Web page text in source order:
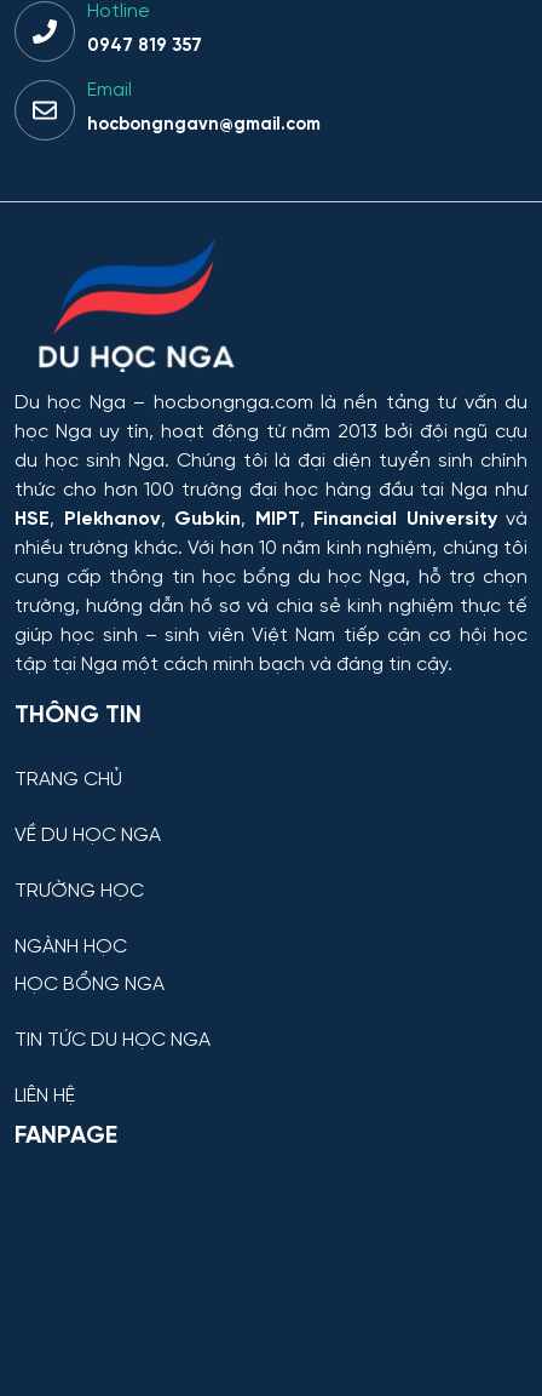
Hotline
0947 819 357
Email
hocbongngavn@gmail.com
Du học Nga – hocbongnga.com là nền tảng tư vấn du
học Nga uy tín, hoạt động từ năm 2013 bởi đội ngũ cựu
du học sinh Nga. Chúng tôi là đại diện tuyển sinh chính
thức cho hơn 100 trường đại học hàng đầu tại Nga như
HSE, Plekhanov, Gubkin, MIPT, Financial Universityvà
nhiều trường khác. Với hơn 10 năm kinh nghiệm, chúng tôi
cung cấp thông tin học bổng du học Nga, hỗ trợ chọn
trường, hướng dẫn hồ sơ và chia sẻ kinh nghiệm thực tế
giúp học sinh – sinh viên Việt Nam tiếp cận cơ hội học
tập tại Nga một cách minh bạch và đáng tin cậy.
THÔNG TIN
TRANG CHỦ
VỀ DU HỌC NGA
TRƯỜNG HỌC
NGÀNH HỌC
HỌC BỔNG NGA
TIN TỨC DU HỌC NGA
LIÊN HỆ
FANPAGE